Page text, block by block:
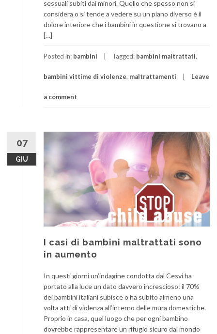
sessuali subiti dai minori. Quello che spesso non si
considera o si tende a vedere su un piano diverso è il
dolore interiore che i bambini in questione si trovano a
[…]
Posted in: bambini Tagged: bambini maltrattati,
bambini vittime di violenze, maltrattamenti Leave
a comment
07
GIU
I casi di bambini maltrattati sono
in aumento
In questi giorni un’indagine condotta dal Cesvi ha
portato alla luce un dato davvero increscioso: il 70%
dei bambini italiani subisce o ha subito almeno una
volta atti di violenza all’interno delle mura domestiche.
Proprio in casa, quel luogo che per ogni bambino
dovrebbe rappresentare un rifugio sicuro dal mondo